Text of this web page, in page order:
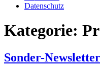
Datenschutz
Kategorie:
Sonder-